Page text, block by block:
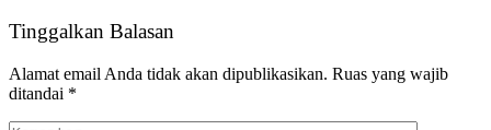
Tinggalkan Balasan
Alamat email Anda tidak akan dipublikasikan. Ruas yang wajib
ditandai *